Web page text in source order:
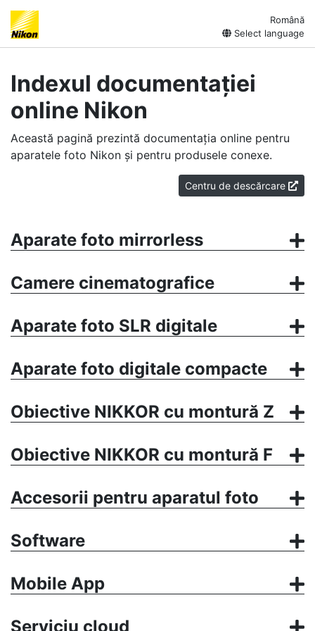
Română
Select language
Indexul documentației
online Nikon
Această pagină prezintă documentația online pentru
aparatele foto Nikon și pentru produsele conexe.
Centru de descărcare
Aparate foto mirrorless
Camere cinematografice
Aparate foto SLR digitale
Aparate foto digitale compacte
Obiective NIKKOR cu montură Z
Obiective NIKKOR cu montură F
Accesorii pentru aparatul foto
Software
Mobile App
Serviciu cloud